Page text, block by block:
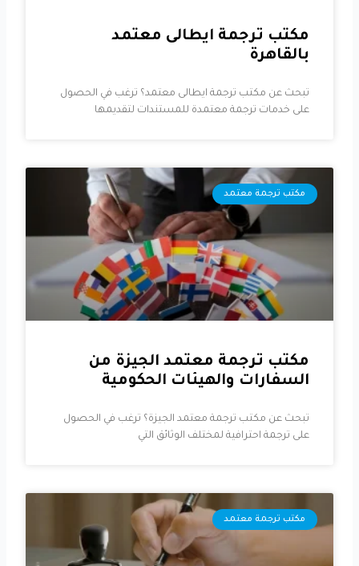
مكتب ترجمة ايطالى معتمد
بالقاهرة
تبحث عن مكتب ترجمة ايطالى معتمد؟ ترغب في الحصول
على خدمات ترجمة معتمدة للمستندات لتقديمها
مكتب ترجمة معتمد
مكتب ترجمة معتمد الجيزة من
السفارات والهيئات الحكومية
تبحث عن مكتب ترجمة معتمد الجيزة؟ ترغب في الحصول
على ترجمة احترافية لمختلف الوثائق التي
مكتب ترجمة معتمد